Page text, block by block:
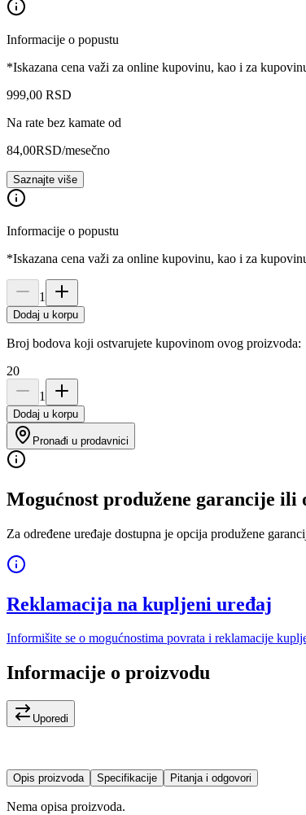
Informacije o popustu
*Iskazana cena važi za online kupovinu, kao i za
999,00 RSD
Na rate bez kamate od
84,00RSD/mesečno
Saznajte više
Informacije o popustu
*Iskazana cena važi za online kupovinu, kao i za
1
Dodaj u korpu
Broj bodova koji ostvarujete kupovinom ovog proizvoda:
20
1
Dodaj u korpu
Pronađi u prodavnici
Mogućnost produžene garancije ili
Za određene uređaje dostupna je opcija produžene
Reklamacija na kupljeni uređaj
Informišite se o mogućnostima povrata i reklamacije
Informacije o proizvodu
Uporedi
Opis proizvoda Specifikacije Pitanja i odgovori
Nema opisa proizvoda.